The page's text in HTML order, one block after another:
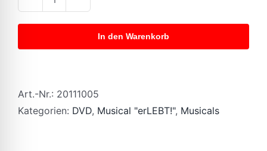
erLEBT!
-
In den Warenkorb
Art.-Nr.: 20111005
Kategorien: DVD, Musical "erLEBT!", Musicals